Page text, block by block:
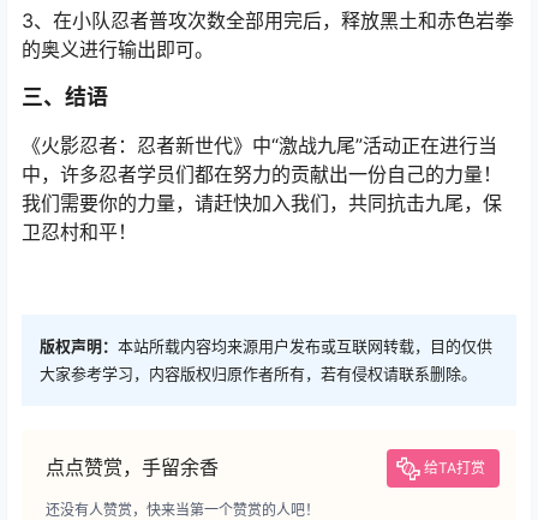
3、在小队忍者普攻次数全部用完后，释放黑土和赤色岩拳
的奥义进行输出即可。
三、结语
《火影忍者：忍者新世代》中“激战九尾”活动正在进行当
中，许多忍者学员们都在努力的贡献出一份自己的力量！
我们需要你的力量，请赶快加入我们，共同抗击九尾，保
卫忍村和平！
版权声明： 本站所载内容均来源用户发布或互联网转载，目的仅供
大家参考学习，内容版权归原作者所有，若有侵权请联系删除。
点点赞赏，手留余香 给TA打赏
还没有人赞赏，快来当第一个赞赏的人吧！